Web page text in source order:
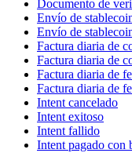
Documento de
Envío de
Envío de
Factura diaria de
Factura diaria de
Factura diaria de
Factura diaria de
Intent cancelado
Intent exitoso
Intent fallido
Intent pagado con